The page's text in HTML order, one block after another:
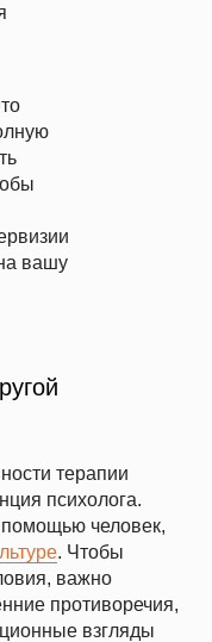
вашу
терапии
психолога.
помощью человек,
. Чтобы
важно
противоречия,
взгляды